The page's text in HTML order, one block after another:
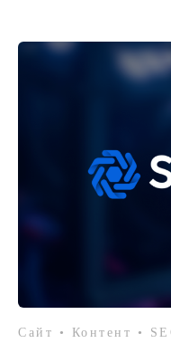
Сайт • Контент •